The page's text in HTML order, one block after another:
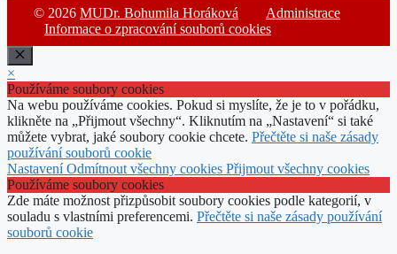
© 2026 MUDr. Bohumila Horáková
Administrace
Informace o zpracování souborů cookies
Zavřít
×
Používáme soubory cookies
Na webu používáme cookies. Pokud si myslíte, že je to v pořádku,
klikněte na „Přijmout všechny“. Kliknutím na „Nastavení“ si také
můžete vybrat, jaké soubory cookie chcete. Přečtěte si naše zásady
používání souborů cookie
NastaveníOdmítnout všechny cookies Přijmout všechny cookies
Používáme soubory cookies
Zde máte možnost přizpůsobit soubory cookies podle kategorií, v
souladu s vlastními preferencemi. Přečtěte si naše zásady používání
souborů cookie